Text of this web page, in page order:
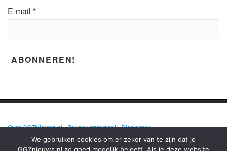
E-mail *
Over GGZNieuws.nl•Privacy statement•Disclaimer
We gebruiken cookies om er zeker van te zijn dat je